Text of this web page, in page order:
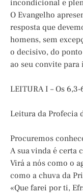
incondicional e
O Evangelho
resposta que
homens, sem
o decisivo, do
ao seu convite para
LEITURA I – Os 6,3-
Leitura da Profecia
Procuremos
A sua vinda é certa
Virá a nós como o
como a chuva da
«Que farei por ti,